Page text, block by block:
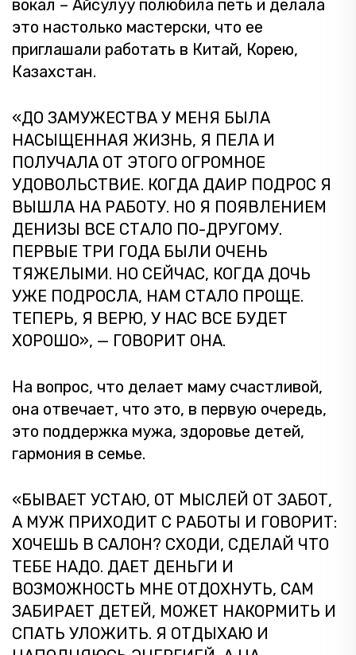
вокал – Айсулуу полюбила петь и делала
это настолько мастерски, что ее
приглашали работать в Китай, Корею,
Казахстан.
«ДО ЗАМУЖЕСТВА У МЕНЯ БЫЛА
НАСЫЩЕННАЯ ЖИЗНЬ, Я ПЕЛА И
ПОЛУЧАЛА ОТ ЭТОГО ОГРОМНОЕ
УДОВОЛЬСТВИЕ. КОГДА ДАИР ПОДРОС Я
ВЫШЛА НА РАБОТУ. НО Я ПОЯВЛЕНИЕМ
ДЕНИЗЫ ВСЕ СТАЛО ПО-ДРУГОМУ.
ПЕРВЫЕ ТРИ ГОДА БЫЛИ ОЧЕНЬ
ТЯЖЕЛЫМИ. НО СЕЙЧАС, КОГДА ДОЧЬ
УЖЕ ПОДРОСЛА, НАМ СТАЛО ПРОЩЕ.
ТЕПЕРЬ, Я ВЕРЮ, У НАС ВСЕ БУДЕТ
ХОРОШО», — ГОВОРИТ ОНА.
На вопрос, что делает маму счастливой,
она отвечает, что это, в первую очередь,
это поддержка мужа, здоровье детей,
гармония в семье.
«БЫВАЕТ УСТАЮ, ОТ МЫСЛЕЙ ОТ ЗАБОТ,
А МУЖ ПРИХОДИТ С РАБОТЫ И ГОВОРИТ:
ХОЧЕШЬ В САЛОН? СХОДИ, СДЕЛАЙ ЧТО
ТЕБЕ НАДО. ДАЕТ ДЕНЬГИ И
ВОЗМОЖНОСТЬ МНЕ ОТДОХНУТЬ, САМ
ЗАБИРАЕТ ДЕТЕЙ, МОЖЕТ НАКОРМИТЬ И
СПАТЬ УЛОЖИТЬ. Я ОТДЫХАЮ И